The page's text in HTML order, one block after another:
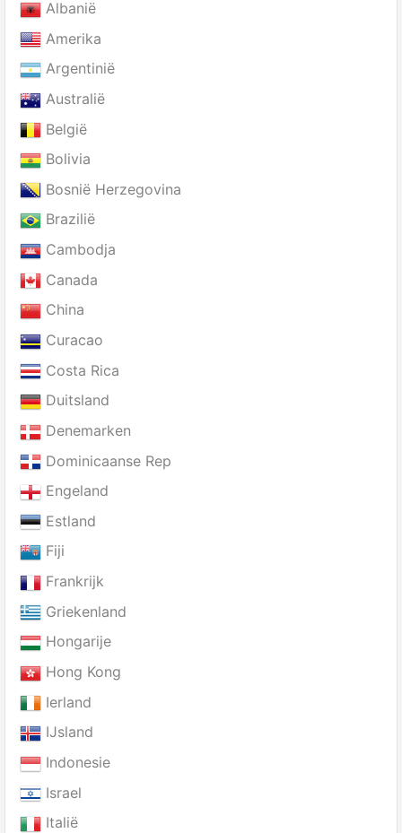
Albanië
Amerika
Argentinië
Australië
België
Bolivia
Bosnië Herzegovina
Brazilië
Cambodja
Canada
China
Curacao
Costa Rica
Duitsland
Denemarken
Dominicaanse Rep
Engeland
Estland
Fiji
Frankrijk
Griekenland
Hongarije
Hong Kong
Ierland
IJsland
Indonesie
Israel
Italië